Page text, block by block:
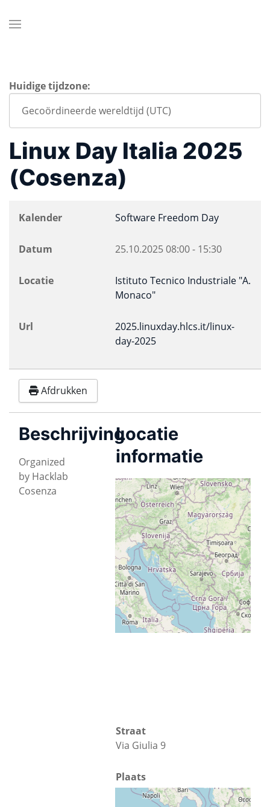
Huidige tijdzone:
Linux Day Italia 2025
(Cosenza)
Kalender Software Freedom Day
Datum 25.10.202508:00- 15:30
Locatie
Istituto Tecnico Industriale "A.
Monaco"
Url
2025.linuxday.hlcs.it/linux-
day-2025
Afdrukken
Beschrijving
Organized
by Hacklab
Cosenza
Locatie
informatie
Istituto Tecnico
Industriale "A.
Monaco"
Plattegrond
Routebeschrijving
Straat
Via Giulia 9
Plaats
Cosenza